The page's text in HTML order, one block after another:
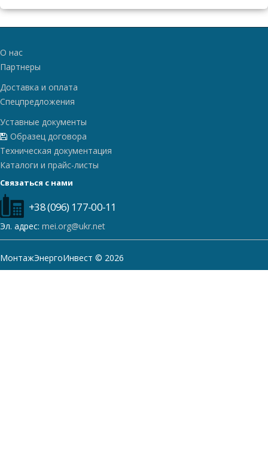
О нас
Партнеры
Доставка и оплата
Спецпредложения
Уставные документы
Образец договора
Техническая документация
Каталоги и прайс-листы
Связаться с нами
+38 (096) 177-00-11
Эл. адрес: mei.org@ukr.net
МонтажЭнергоИнвест © 2026